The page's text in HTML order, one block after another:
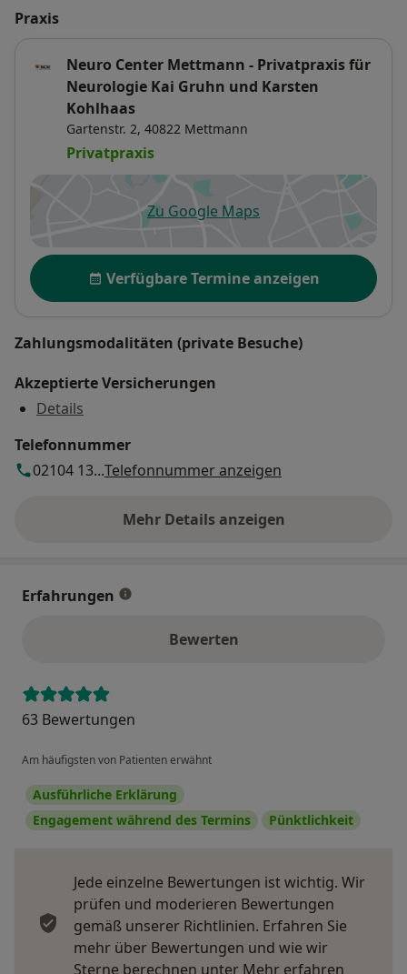
Praxis
Neuro Center Mettmann - Privatpraxis für
Neurologie Kai Gruhn und Karsten
Kohlhaas
Gartenstr. 2, 40822 Mettmann
Privatpraxis
Zu Google Mapsöffnet in einer neuen
Verfügbarkeit
Verfügbare Termine anzeigen
Zahlungsmodalitäten (private Besuche)
Akzeptierte Versicherungen
Details
Telefonnummer
02104 13...Telefonnummer anzeigen
Mehr Details anzeigen
über die Adresse
Erfahrungen
Bewerten
63 Bewertungen
Am häufigsten von Patienten erwähnt
Ausführliche Erklärung
Engagement während des Termins
Pünktlichkeit
Jede einzelne Bewertungen ist wichtig. Wir
prüfen und moderieren Bewertungen
gemäß unserer Richtlinien. Erfahren Sie
mehr über Bewertungen und wie wir
Sterne berechnen unter Mehr erfahren